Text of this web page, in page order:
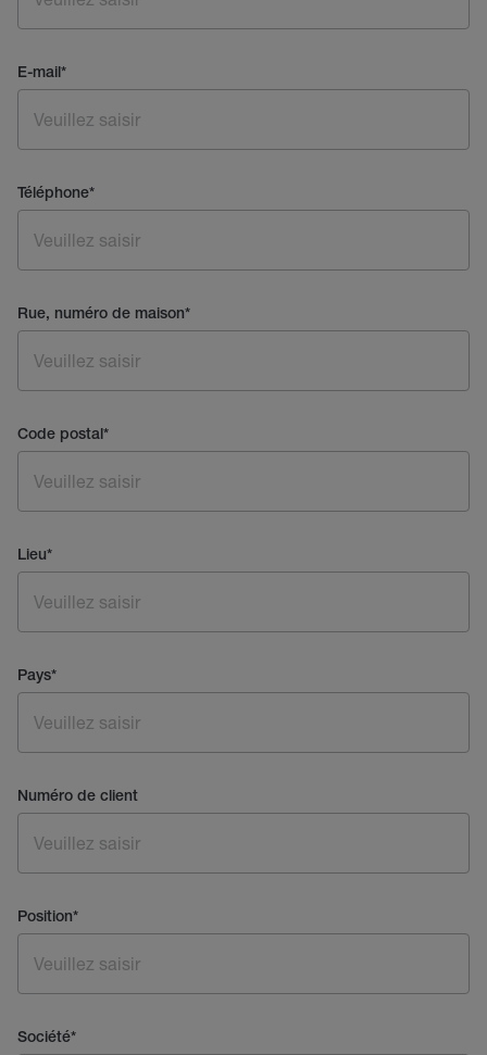
E-mail*
Téléphone*
Rue, numéro de maison*
Code postal*
Lieu*
Pays*
Numéro de client
Position*
Société*